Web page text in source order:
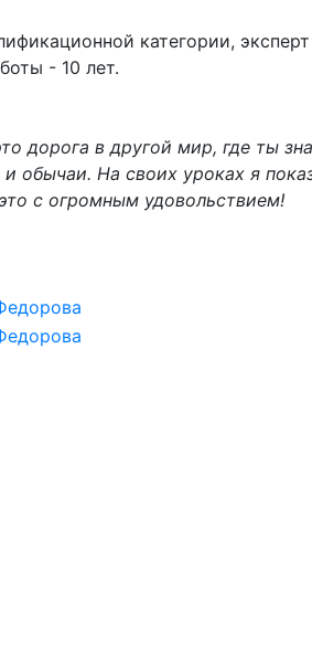
категории,
- 10 лет.
дорога в другой мир, где ты
обычаи. На своих уроках я
с огромным удовольствием!